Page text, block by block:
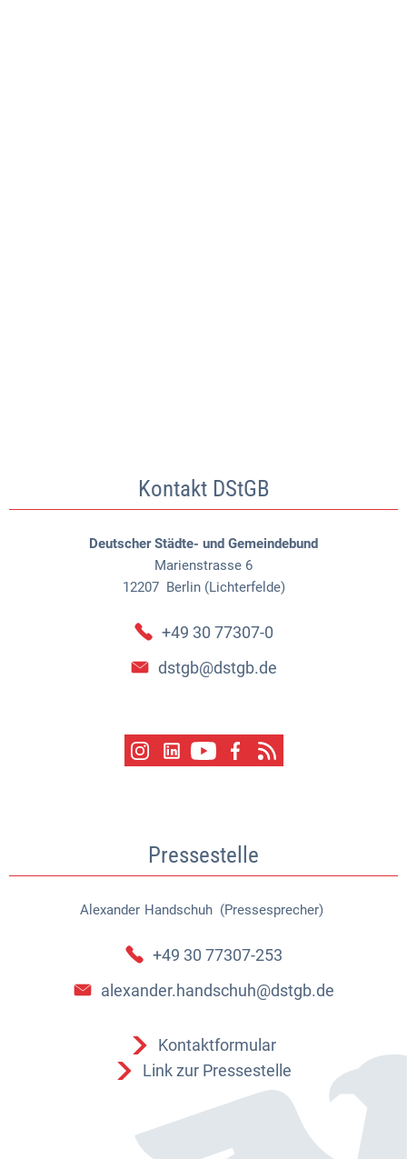
Kontakt DStGB
Deutscher Städte- und Gemeindebund
Marienstrasse 6
12207 Berlin (Lichterfelde)
+49 30 77307-0
dstgb@dstgb.de
Pressestelle
Alexander Handschuh (Pressesprecher)
Alexander Handschuh
+49 30 77307-253
alexander.handschuh@dstgb.de
Kontaktformular
Link zur Pressestelle